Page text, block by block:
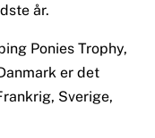
år.
Ponies Trophy,
er det
Sverige,